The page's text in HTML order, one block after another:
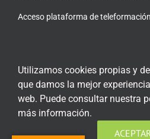
Acceso plataforma de teleformación
ENCUÉNTRANOS EN LAS
Utilizamos cookies propias y
que damos la mejor
web. Puede consultar nuestra
más información.